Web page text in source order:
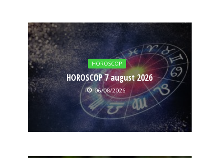
HOROSCOP
HOROSCOP 7 august 2026
06/08/2026